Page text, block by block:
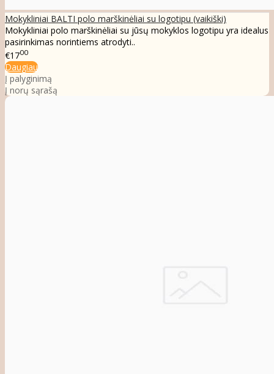
Mokykliniai BALTI polo marškinėliai su logotipu (vaikiški)
Mokykliniai polo marškinėliai su jūsų mokyklos logotipu yra idealus
pasirinkimas norintiems atrodyti..
€1700
Daugiau
Į palyginimą
Į norų sąrašą